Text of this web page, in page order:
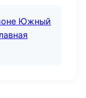
Южный